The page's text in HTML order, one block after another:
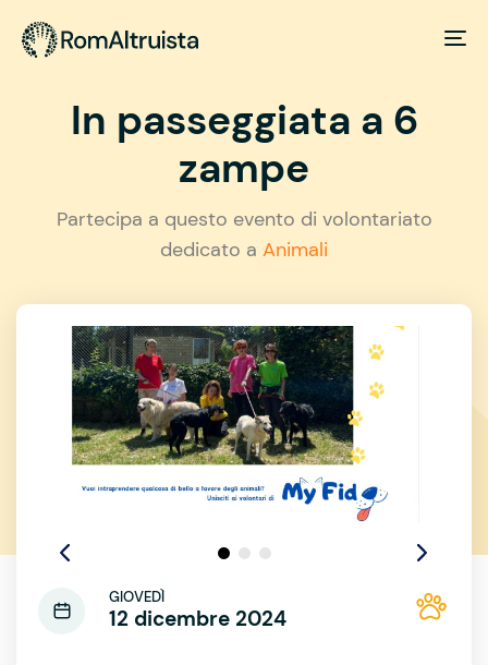
In passeggiata a 6
zampe
Partecipa a questo evento di volontariato
dedicato a Animali
GIOVEDÌ
12 dicembre 2024